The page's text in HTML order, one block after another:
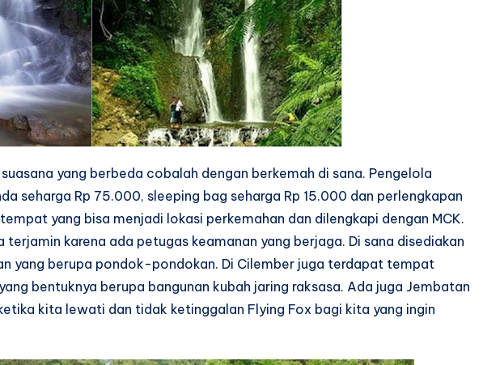
yang berbeda cobalah dengan berkemah di sana. Pengelola
seharga Rp 75.000, sleeping bag seharga Rp 15.000 dan perlengkapan
yang bisa menjadi lokasi perkemahan dan dilengkapi dengan MCK.
terjamin karena ada petugas keamanan yang berjaga. Di sana disediakan
yang berupa pondok-pondokan. Di Cilember juga terdapat tempat
bentuknya berupa bangunan kubah jaring raksasa. Ada juga Jembatan
kita lewati dan tidak ketinggalan Flying Fox bagi kita yang ingin